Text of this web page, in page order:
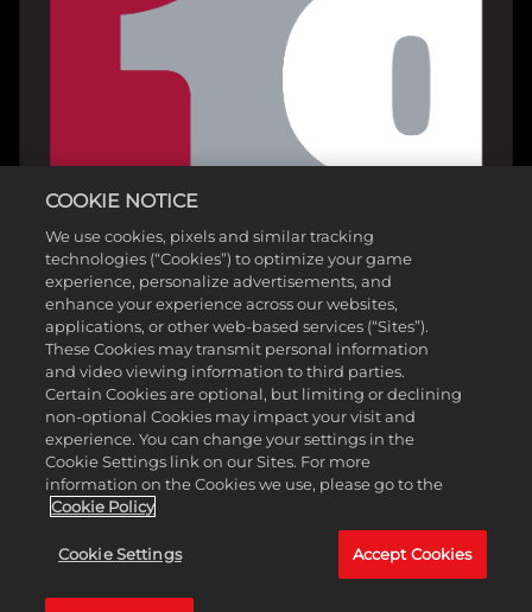
©2025 Gearbox Software. 2K Games 제공. Gearbox 개발. Gearbox, 보더
랜드 및 관련 로고는 모드 Gearbox Software, LLC.의 상표입니다. 2K와 2K
로고는 Take-Two Interactive Software, Inc.의 상표입니다. 그 외 모든 상표
는 각 소유자의 재산입니다. All rights reserved.
COOKIE NOTICE
We use cookies, pixels and similar tracking
technologies (“Cookies”) to optimize your game
experience, personalize advertisements, and
enhance your experience across our websites,
applications, or other web-based services (“Sites”).
These Cookies may transmit personal information
and video viewing information to third parties.
Certain Cookies are optional, but limiting or declining
non-optional Cookies may impact your visit and
experience. You can change your settings in the
Cookie Settings link on our Sites. For more
information on the Cookies we use, please go to the
Cookie Policy
Cookie Settings Accept Cookies